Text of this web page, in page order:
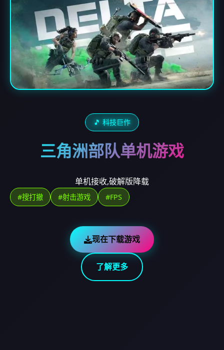
🎵 科技巨作
三角洲部队单机游戏
单机接收,破解版降载
#搜打撤 #射击游戏 #FPS
现在下载游戏
了解更多